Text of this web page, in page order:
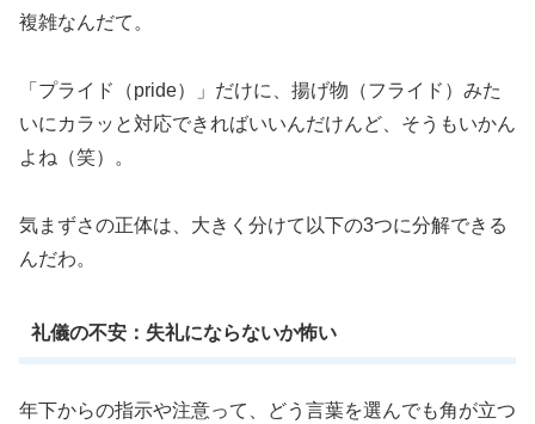
複雑なんだて。
「プライド（pride）」だけに、揚げ物（フライド）みた
いにカラッと対応できればいいんだけんど、そうもいかん
よね（笑）。
気まずさの正体は、大きく分けて以下の3つに分解できる
んだわ。
礼儀の不安：失礼にならないか怖い
年下からの指示や注意って、どう言葉を選んでも角が立つ